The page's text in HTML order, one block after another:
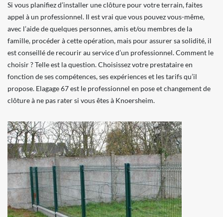
Si vous planifiez d’installer une clôture pour votre terrain, faites
appel à un professionnel. Il est vrai que vous pouvez vous-même,
avec l’aide de quelques personnes, amis et/ou membres de la
famille, procéder à cette opération, mais pour assurer sa solidité, il
est conseillé de recourir au service d’un professionnel. Comment le
choisir ? Telle est la question. Choisissez votre prestataire en
fonction de ses compétences, ses expériences et les tarifs qu’il
propose. Elagage 67 est le professionnel en pose et changement de
clôture à ne pas rater si vous êtes à Knoersheim.